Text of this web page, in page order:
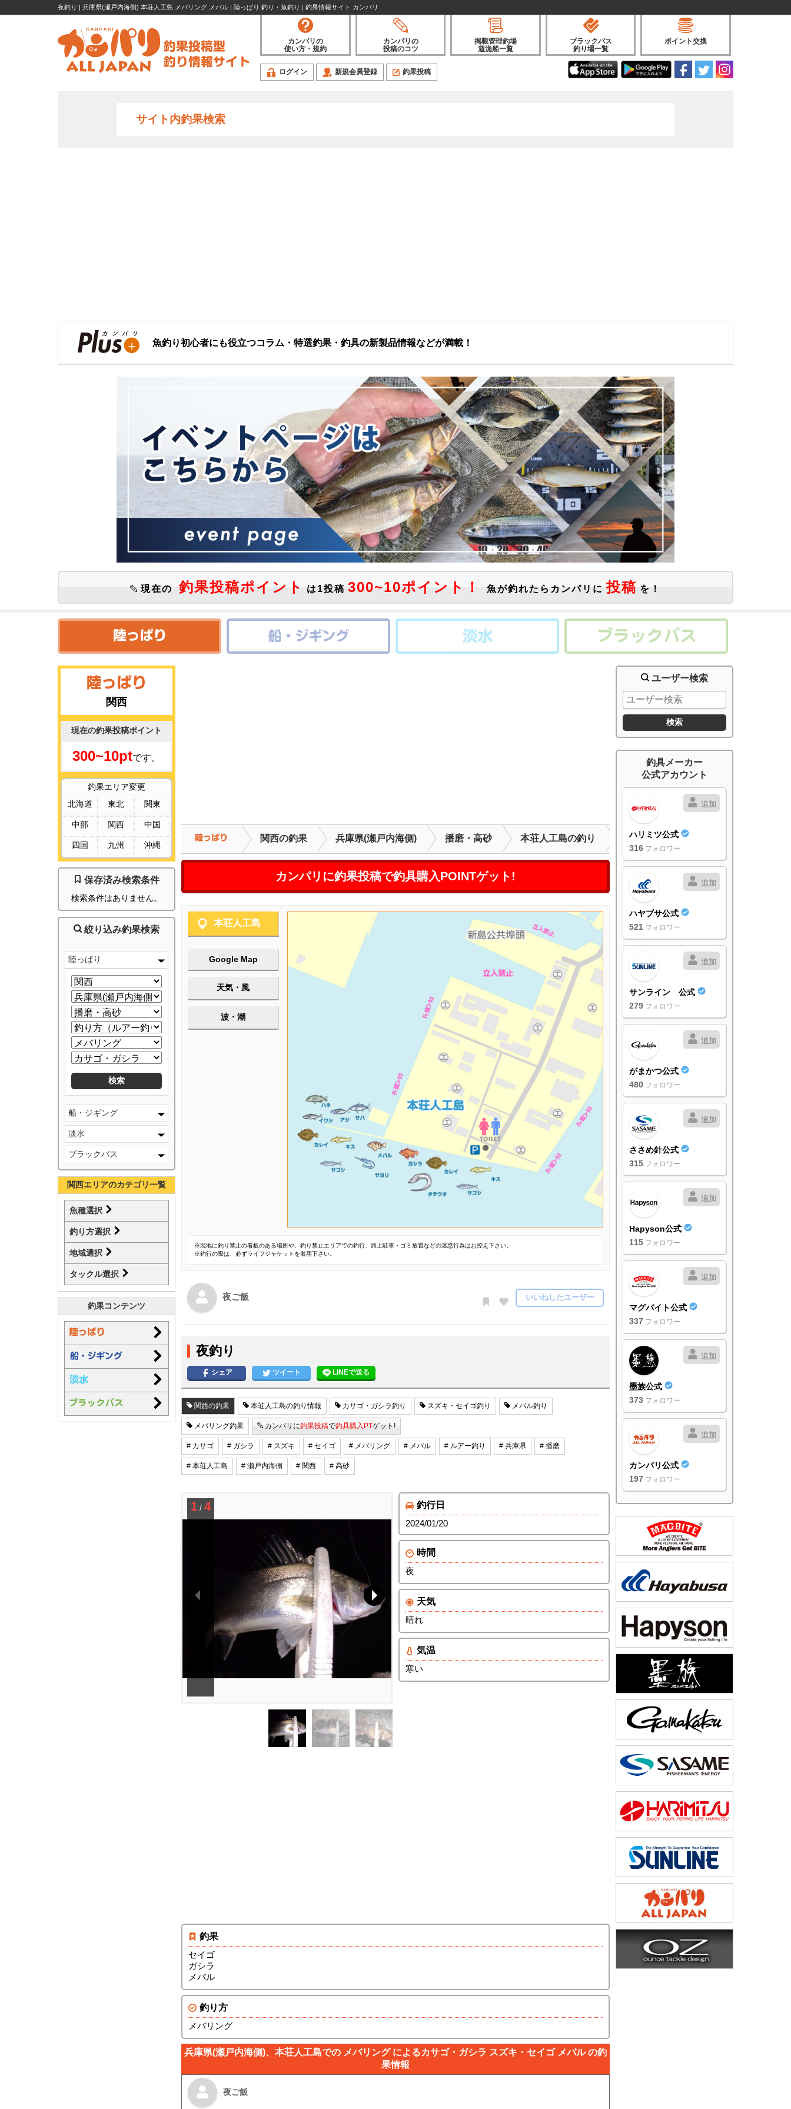
夜釣り | 兵庫県(瀬戸内海側) 本荘人工島 メバリング メバル | 陸っぱり 釣り・魚釣り | 釣果情報サイト カンパリ
カンパリの
使い方・規約
カンパリの
投稿のコツ
掲載管理釣場
遊漁船一覧
ブラックバス
釣り場一覧
ポイント交換
ログイン 新規会員登録 釣果投稿
サイト内釣果検索
魚釣り初心者にも役立つコラム・特選釣果・釣具の新製品情報などが満載！
現在の 釣果投稿ポイント は1投稿 300~10ポイント！ 魚が釣れたらカンパリに 投稿 を！
関西
現在の釣果投稿ポイント
300~10ptです。
釣果エリア変更
北海道
東北 関東
中部 関西 中国
四国 九州 沖縄
保存済み検索条件
検索条件はありません。
絞り込み釣果検索
陸っぱり
船・ジギング
淡水
ブラックバス
関西エリアのカテゴリ一覧
魚種選択
釣り方選択
地域選択
タックル選択
釣果コンテンツ
関西の釣果 兵庫県(瀬戸内海側) 播磨・高砂 本荘人工島の釣り
カンパリに釣果投稿で釣具購入POINTゲット!
本荘人工島
Google Map
天気・風
波・潮
※現地に釣り禁止の看板のある場所や、釣り禁止エリアでの釣行、路上駐車・ゴミ放置などの迷惑行為はお控え下さい。
※釣行の際は、必ずライフジャケットを着用下さい。
夜ご飯 いいねしたユーザー
夜釣り
シェア ツイート LINEで送る
関西の釣果 本荘人工島の釣り情報 カサゴ・ガシラ釣り スズキ・セイゴ釣り メバル釣り
メバリング釣果 カンパリに釣果投稿で釣具購入PTゲット!
# カサゴ # ガシラ # スズキ # セイゴ # メバリング # メバル # ルアー釣り # 兵庫県 # 播磨
# 本荘人工島 # 瀬戸内海側 # 関西 # 高砂
1 / 4
釣行日
2024/01/20
時間
夜
天気
晴れ
気温
寒い
釣果
セイゴ
ガシラ
メバル
釣り方
メバリング
兵庫県(瀬戸内海側)、本荘人工島での メバリング によるカサゴ・ガシラ スズキ・セイゴ メバル の釣
果情報
夜ご飯
ユーザー検索
釣具メーカー
公式アカウント
追加
ハリミツ公式
316 フォロワー
追加
ハヤブサ公式
521 フォロワー
追加
サンライン 公式
279 フォロワー
追加
がまかつ公式
480 フォロワー
追加
ささめ針公式
315 フォロワー
追加
Hapyson公式
115 フォロワー
追加
マグバイト公式
337 フォロワー
追加
墨族公式
373 フォロワー
追加
カンパリ公式
197 フォロワー